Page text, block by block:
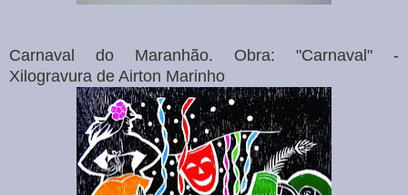
Carnaval do Maranhão. Obra: "Carnaval" -
Xilogravura de Airton Marinho